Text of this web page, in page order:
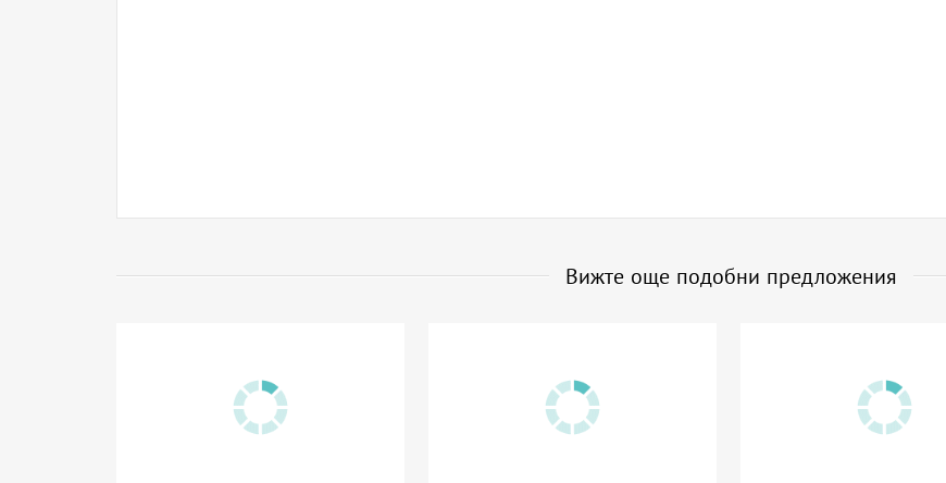
Вижте още подобни предложения